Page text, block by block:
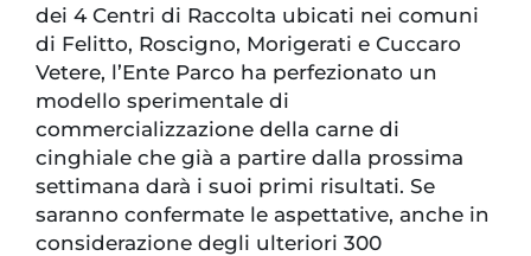
dei 4 Centri di Raccolta ubicati nei comuni
di Felitto, Roscigno, Morigerati e Cuccaro
Vetere, l’Ente Parco ha perfezionato un
modello sperimentale di
commercializzazione della carne di
cinghiale che già a partire dalla prossima
settimana darà i suoi primi risultati. Se
saranno confermate le aspettative, anche in
considerazione degli ulteriori 300